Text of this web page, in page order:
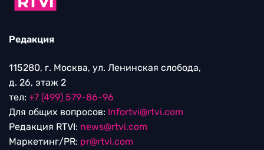
Редакция
115280, г. Москва, ул. Ленинская слобода,
д. 26, этаж 2
тел: +7 (499) 579-86-96
Для общих вопросов: Infortvi@rtvi.com
Редакция RTVI: news@rtvi.com
Маркетинг/PR: pr@rtvi.com